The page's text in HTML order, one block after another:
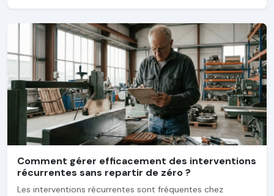
Comment gérer efficacement des interventions
récurrentes sans repartir de zéro ?
Les interventions récurrentes sont fréquentes chez